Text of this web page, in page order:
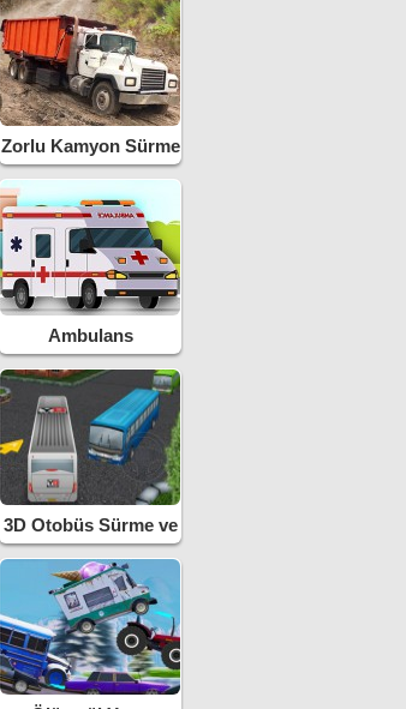
Zorlu Kamyon Sürme
Ambulans
3D Otobüs Sürme ve
Park Etme